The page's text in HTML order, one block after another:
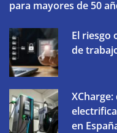
para mayores de 50
El riesgo
de
en